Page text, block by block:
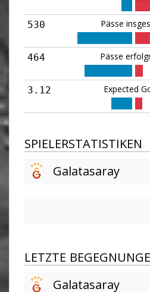
530 Pässe
464 Pässe
3.12 Expected
SPIELERSTATISTIKEN
Galatasaray
LETZTE
Galatasaray